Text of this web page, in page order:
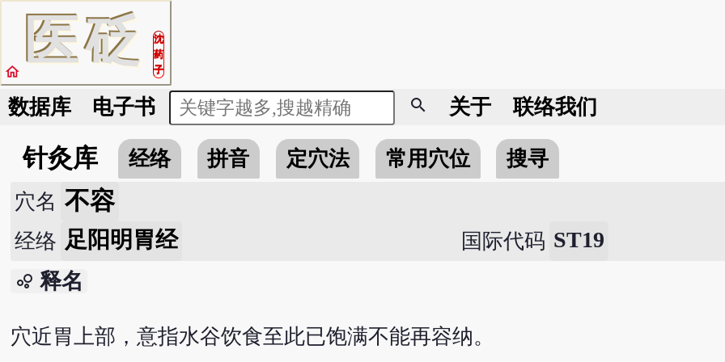
医砭
沈
药
子
home
数据库 电子书 search 关于 联络我们
针灸库 经络 拼音 定穴法 常用穴位 搜寻
穴名 不容
经络 足阳明胃经 国际代码 ST19
bubble_chart 释名
穴近胃上部，意指水谷饮食至此已饱满不能再容纳。